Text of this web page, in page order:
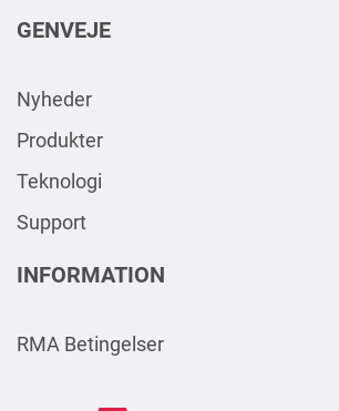
GENVEJE
Nyheder
Produkter
Teknologi
Support
INFORMATION
RMA Betingelser